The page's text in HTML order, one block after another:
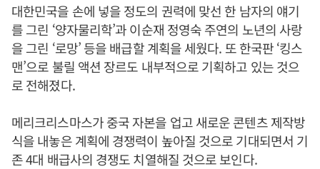
대한민국을 손에 넣을 정도의 권력에 맞선 한 남자의 얘기
를 그린 ‘양자물리학’과 이순재 정영숙 주연의 노년의 사랑
을 그린 ‘로망’ 등을 배급할 계획을 세웠다. 또 한국판 ‘킹스
맨’으로 불릴 액션 장르도 내부적으로 기획하고 있는 것으
로 전해졌다.
메리크리스마스가 중국 자본을 업고 새로운 콘텐츠 제작방
식을 내놓은 계획에 경쟁력이 높아질 것으로 기대되면서 기
존 4대 배급사의 경쟁도 치열해질 것으로 보인다.